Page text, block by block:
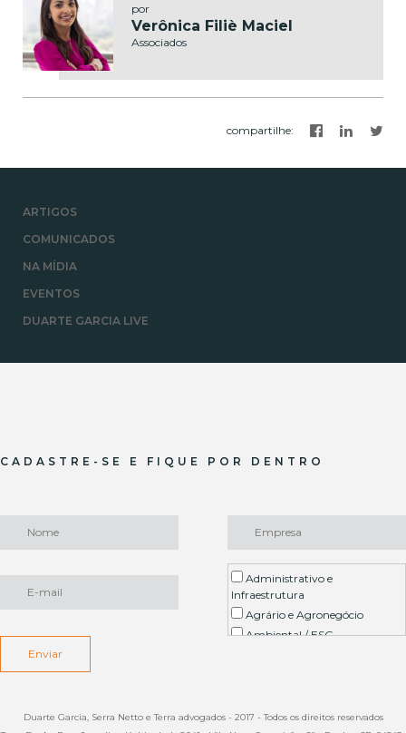
por
Verônica Filiè Maciel
Associados
compartilhe:
ARTIGOS
COMUNICADOS
NA MÍDIA
EVENTOS
DUARTE GARCIA LIVE
CADASTRE-SE E FIQUE POR DENTRO
Administrativo e
Infraestrutura
Agrário e Agronegócio
Ambiental / ESG
Planejamento Patrimonial,
Enviar
Duarte Garcia, Serra Netto e Terra advogados - 2017 - Todos os direitos reservados